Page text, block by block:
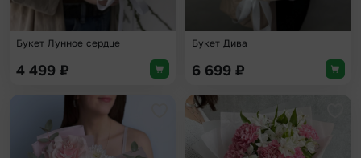
Букет Лунное сердце
4 499 ₽
Букет Дива
6 699 ₽
Добавить в избранное